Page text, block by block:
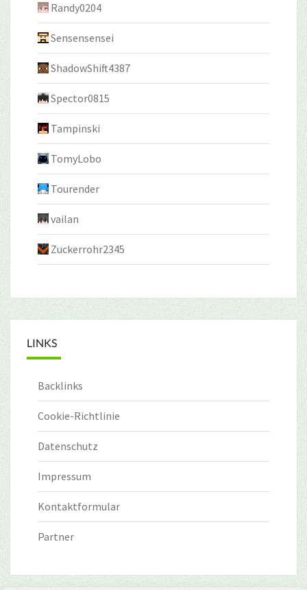
Randy0204
Sensensensei
ShadowShift4387
Spector0815
Tampinski
TomyLobo
Tourender
vailan
Zuckerrohr2345
LINKS
Backlinks
Cookie-Richtlinie
Datenschutz
Impressum
Kontaktformular
Partner